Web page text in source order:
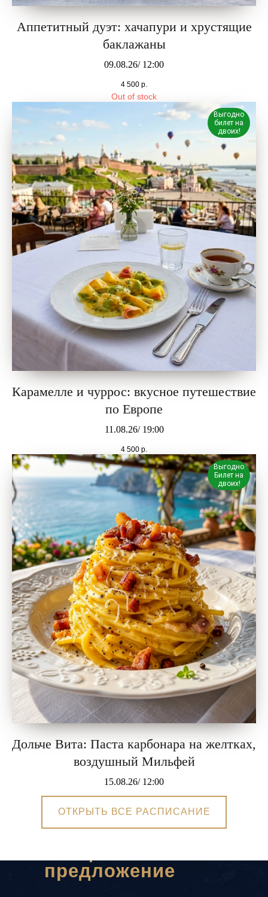
Аппетитный дуэт: хачапури и хрустящие
баклажаны
09.08.26/ 12:00
4 500 р.
Out of stock
Выгодно
билет на
двоих!
Карамелле и чуррос: вкусное путешествие
по Европе
11.08.26/ 19:00
4 500 р.
Выгодно
Билет на
двоих!
Дольче Вита: Паста карбонара на желтках,
воздушный Мильфей
15.08.26/ 12:00
ОТКРЫТЬ ВСЕ РАСПИСАНИЕ
предложение